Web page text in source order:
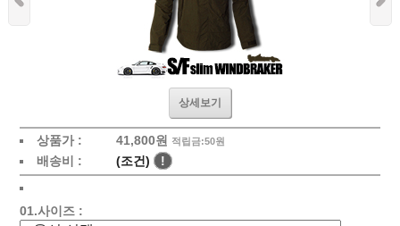
상세보기
상품가 : 41,800원 적립금:50원
배송비 : (조건) !
01.사이즈 :